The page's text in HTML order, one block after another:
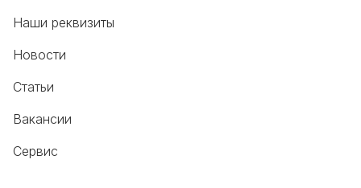
Наши реквизиты
Новости
Статьи
Вакансии
Сервис